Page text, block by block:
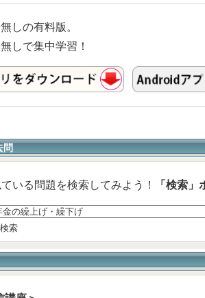
しの有料版。
しで集中学習！
問
いる問題を検索してみよう！ 「検索
索